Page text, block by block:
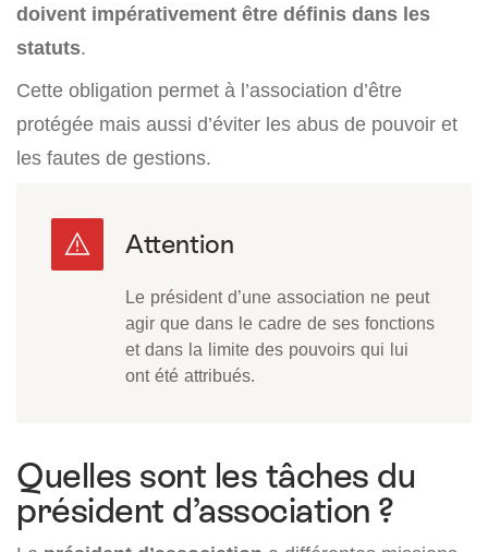
doivent impérativement être définis dans les
statuts.
Cette obligation permet à l’association d’être
protégée mais aussi d’éviter les abus de pouvoir et
les fautes de gestions.
Le président d’une association ne peut
agir que dans le cadre de ses fonctions
et dans la limite des pouvoirs qui lui
ont été attribués.
Quelles sont les tâches du
président d’association ?